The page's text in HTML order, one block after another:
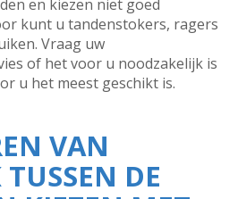
en kiezen niet goed
kunt u tandenstokers, ragers
Vraag uw
of het voor u noodzakelijk is
u het meest geschikt is.
VAN
DE